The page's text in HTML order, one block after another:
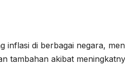
inflasi di berbagai negara,
tambahan akibat